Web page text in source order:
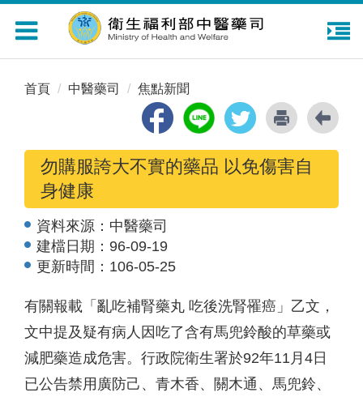
Toggle
navigation
首頁 中醫藥司 焦點新聞
勿購服誇大不實的藥品 以免傷害自
身健康
資料來源： 中醫藥司
建檔日期： 96-09-19
更新時間： 106-05-25
有關報載「亂吃補腎藥丸 吃後洗腎罹癌」乙文，
文中提及疑有病人因吃了含有馬兜鈴酸的草藥或
減肥藥造成危害。行政院衛生署於92年11月4日
已公告禁用廣防己、青木香、關木通、馬兜鈴、